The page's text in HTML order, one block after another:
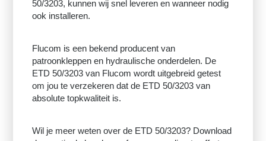
50/3203, kunnen wij snel leveren en wanneer nodig
ook installeren.
Flucom is een bekend producent van
patroonkleppen en hydraulische onderdelen. De
ETD 50/3203 van Flucom wordt uitgebreid getest
om jou te verzekeren dat de ETD 50/3203 van
absolute topkwaliteit is.
Wil je meer weten over de ETD 50/3203? Download